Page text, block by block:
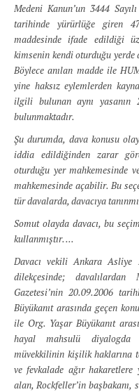
Medeni Kanun’un 3444
tarihinde yürürlüğe giren
maddesinde ifade edildiği
kimsenin kendi oturduğu yerde
Böylece anılan madde ile
yine haksız eylemlerden
ilgili bulunan aynı yasanın
bulunmaktadır.
Şu durumda, dava konusu
iddia edildiğinden zarar
oturduğu yer mahkemesinde
mahkemesinde açabilir. Bu
tür davalarda, davacıya
Somut olayda davacı, bu
kullanmıştır. ...
Davacı vekili Ankara Asliye
dilekçesinde; davalılardan
Gazetesi’nin 20.09.2006
Büyükanıt arasında geçen
ile Org. Yaşar Büyükanıt
hayal mahsulü diyalogda
müvekkilinin kişilik haklarına
ve fevkalade ağır
alan, Rockfeller’in başbakanı,